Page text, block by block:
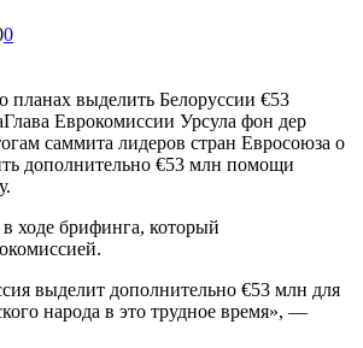
0
планах выделить Белоруссии €53
Еврокомиссии Урсула фон дер
саммита лидеров стран Евросоюза о
дополнительно €53 млн помощи
ходе брифинга, который
выделит дополнительно €53 млн для
народа в это трудное время», —